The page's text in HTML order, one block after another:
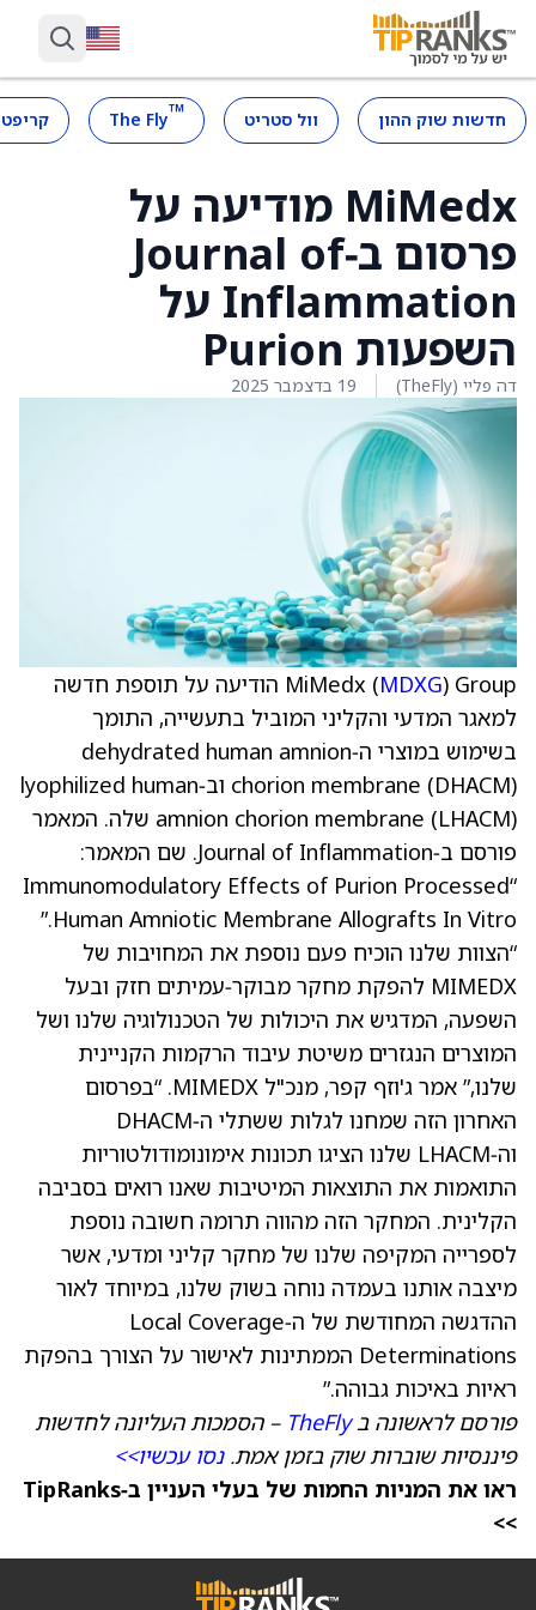
חדשות שוק ההון וול סטריט ™
The Fly
MiMedx מודיעה על
פרסום ב‑Journal of
Inflammation על
השפעות Purion
דה פליי (TheFly) 19 בדצמבר 2025
MiMedx (MDXG
) Group הודיעה על תוספת חדשה
למאגר המדעי והקליני המוביל בתעשייה, התומך
בשימוש במוצרי ה‑dehydrated human amnion
chorion membrane (DHACM) וב‑lyophilized human
amnion chorion membrane (LHACM) שלה. המאמר
פורסם ב‑Journal of Inflammation. שם המאמר:
“Immunomodulatory Effects of Purion Processed
Human Amniotic Membrane Allografts In Vitro.”
“הצוות שלנו הוכיח פעם נוספת את המחויבות של
MIMEDX להפקת מחקר מבוקר‑עמיתים חזק ובעל
השפעה, המדגיש את היכולות של הטכנולוגיה שלנו ושל
המוצרים הנגזרים משיטת עיבוד הרקמות הקניינית
שלנו,” אמר ג'וזף קפר, מנכ"ל MIMEDX. “בפרסום
האחרון הזה שמחנו לגלות ששתלי ה‑DHACM
וה‑LHACM שלנו הציגו תכונות אימונומודולטוריות
התואמות את התוצאות המיטיבות שאנו רואים בסביבה
הקלינית. המחקר הזה מהווה תרומה חשובה נוספת
לספרייה המקיפה שלנו של מחקר קליני ומדעי, אשר
מיצבה אותנו בעמדה נוחה בשוק שלנו, במיוחד לאור
ההדגשה המחודשת של ה‑Local Coverage
Determinations הממתינות לאישור על הצורך בהפקת
ראיות באיכות גבוהה.”
פורסם לראשונה בTheFly – הסמכות העליונה לחדשות
פיננסיות שוברות שוק בזמן אמת.נסו עכשיו>>
ראו את המניות החמות של בעלי העניין ב‑TipRanks
>>